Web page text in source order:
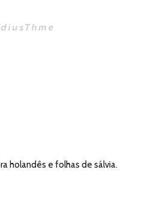
holandês e folhas de sálvia.